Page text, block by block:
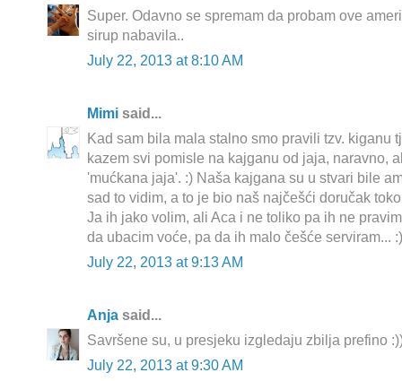
Super. Odavno se spremam da probam ove
sirup nabavila..
July 22, 2013 at 8:10 AM
Mimi said...
Kad sam bila mala stalno smo pravili tzv. kiganu
kazem svi pomisle na kajganu od jaja, naravno,
'mućkana jaja'. :) Naša kajgana su u stvari bile
sad to vidim, a to je bio naš najčešći doručak
Ja ih jako volim, ali Aca i ne toliko pa ih ne
da ubacim voće, pa da ih malo češće serviram... :)
July 22, 2013 at 9:13 AM
Anja said...
Savršene su, u presjeku izgledaju zbilja prefino
July 22, 2013 at 9:30 AM